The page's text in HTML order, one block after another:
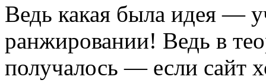
Ведь какая была идея —
ранжировании! Ведь в
получалось — если сайт